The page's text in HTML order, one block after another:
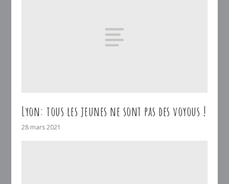
Lyon: tous les jeunes ne sont pas des voyous !
28 mars 2021